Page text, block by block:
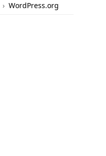
WordPress.org